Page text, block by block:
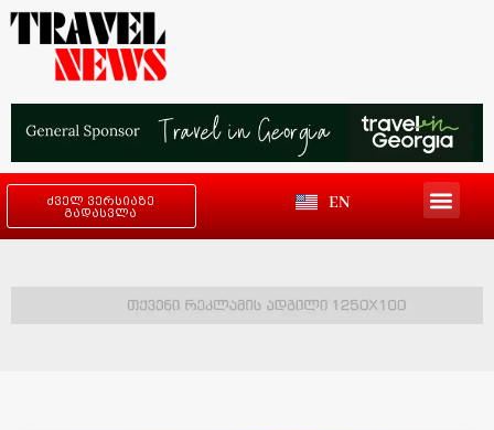
ძველ ვერსიაზე
გადასვლა
EN